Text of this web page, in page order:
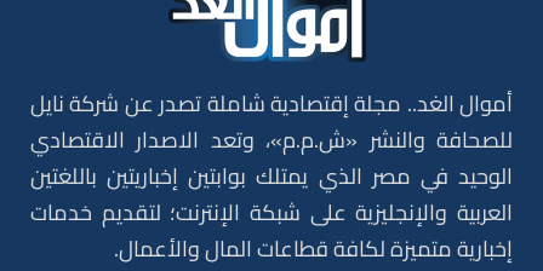
أموال الغد.. مجلة إقتصادية شاملة تصدر عن شركة نايل
للصحافة والنشر «ش.م.م»، وتعد الاصدار الاقتصادي
الوحيد في مصر الذي يمتلك بوابتين إخباريتين باللغتين
العربية والإنجليزية على شبكة الإنترنت؛ لتقديم خدمات
إخبارية متميزة لكافة قطاعات المال والأعمال.